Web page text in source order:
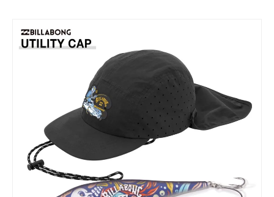
PREMIUM オンライン限定
FRESH WATER
SALT WATER